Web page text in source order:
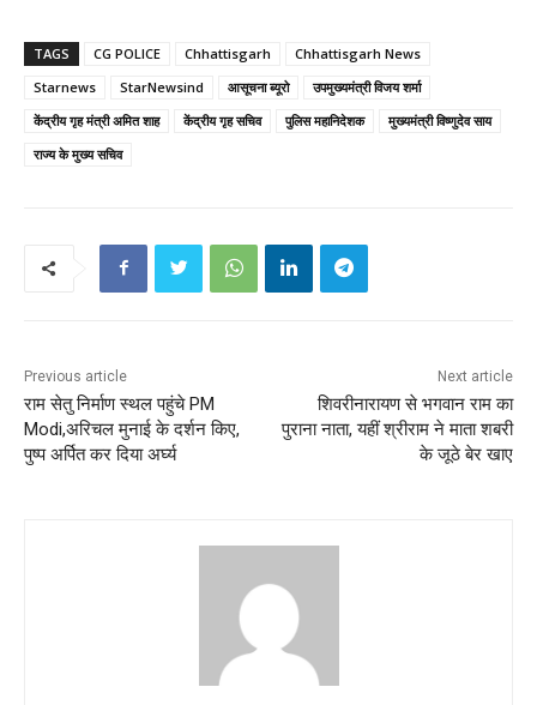
TAGS CG POLICE Chhattisgarh
Chhattisgarh News
Starnews
StarNewsind आसूचना ब्यूरो
उपमुख्यमंत्री विजय शर्मा
केंद्रीय गृह मंत्री अमित शाह
केंद्रीय गृह सचिव पुलिस महानिदेशक
मुख्यमंत्री विष्णुदेव साय
राज्य के मुख्य सचिव
Previous article
राम सेतु निर्माण स्थल पहुंचे PM
Modi,अरिचल मुनाई के दर्शन किए,
पुष्प अर्पित कर दिया अर्घ्य
Next article
शिवरीनारायण से भगवान राम का
पुराना नाता, यहीं श्रीराम ने माता शबरी
के जूठे बेर खाए